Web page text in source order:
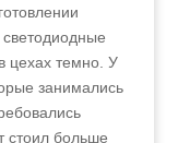
цехах темно. У
занимались
стоил больше